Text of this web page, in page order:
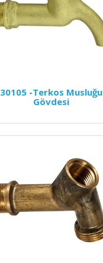
30105 -Terkos Musluğu
Gövdesi